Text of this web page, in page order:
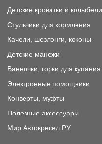
Детские кроватки и колыбели
Стульчики для кормления
Качели, шезлонги, коконы
Детские манежи
Ванночки, горки для купания
Электронные помощники
Конверты, муфты
Полезные аксессуары
Мир Автокресел.РУ